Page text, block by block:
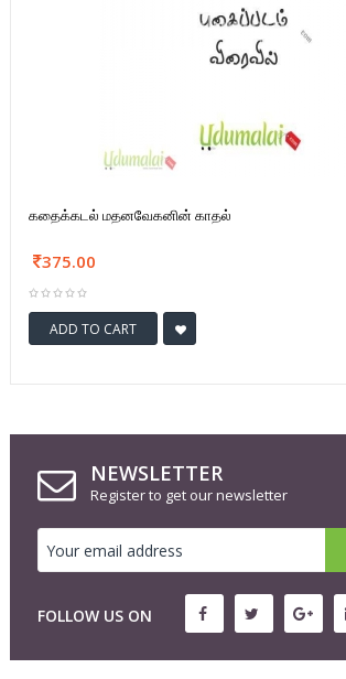
கதைக்கடல் மதனவேகனின் காதல்
375.00
ADD TO CART
NEWSLETTER
Register to get our newsletter
FOLLOW US ON